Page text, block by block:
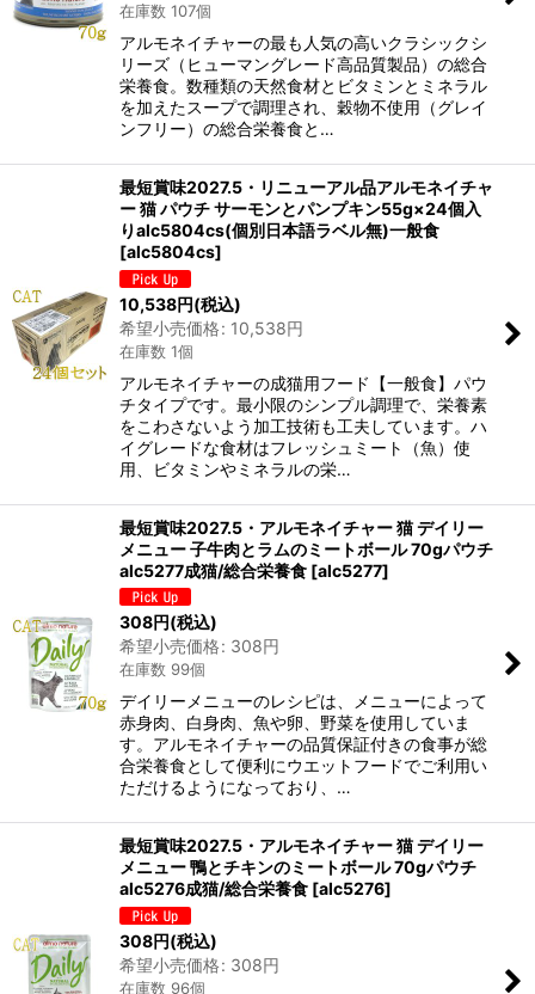
在庫数 107個
アルモネイチャーの最も人気の高いクラシックシ
リーズ（ヒューマングレード高品質製品）の総合
栄養食。数種類の天然食材とビタミンとミネラル
を加えたスープで調理され、穀物不使用（グレイ
ンフリー）の総合栄養食と…
最短賞味2027.5・リニューアル品アルモネイチャ
ー 猫 パウチ サーモンとパンプキン55g×24個入
りalc5804cs(個別日本語ラベル無)一般食
[alc5804cs]
10,538円(税込)
希望小売価格: 10,538円
在庫数 1個
アルモネイチャーの成猫用フード【一般食】パウ
チタイプです。最小限のシンプル調理で、栄養素
をこわさないよう加工技術も工夫しています。ハ
イグレードな食材はフレッシュミート（魚）使
用、ビタミンやミネラルの栄…
最短賞味2027.5・アルモネイチャー 猫 デイリー
メニュー 子牛肉とラムのミートボール 70gパウチ
alc5277成猫/総合栄養食 [alc5277]
308円(税込)
希望小売価格: 308円
在庫数 99個
デイリーメニューのレシピは、メニューによって
赤身肉、白身肉、魚や卵、野菜を使用していま
す。アルモネイチャーの品質保証付きの食事が総
合栄養食として便利にウエットフードでご利用い
ただけるようになっており、…
最短賞味2027.5・アルモネイチャー 猫 デイリー
メニュー 鴨とチキンのミートボール 70gパウチ
alc5276成猫/総合栄養食 [alc5276]
308円(税込)
希望小売価格: 308円
在庫数 96個